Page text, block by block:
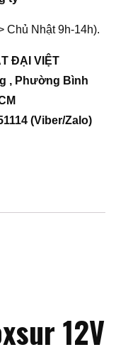
Chủ Nhật 9h-14h).
ĐẠI VIỆT
, Phường Bình
(Viber/Zalo)
12V